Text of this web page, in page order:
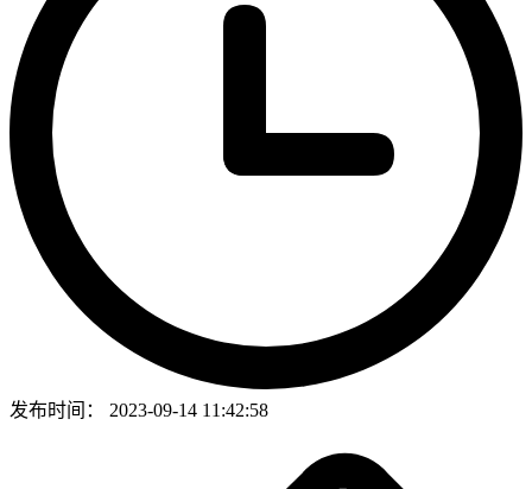
发布时间： 2023-09-14 11:42:58